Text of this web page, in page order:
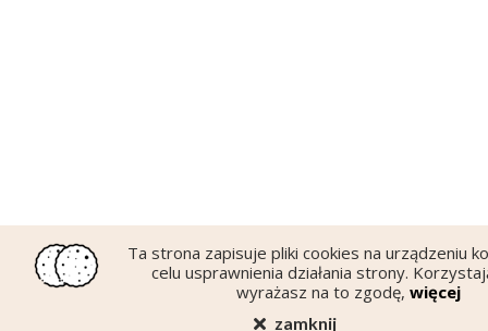
Ta strona zapisuje pliki cookies na urządzeniu
celu usprawnienia działania strony.
wyrażasz na to zgodę, więcej
zamknij